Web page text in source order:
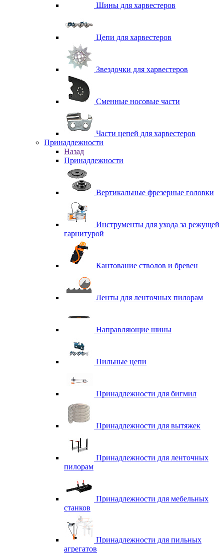
Шины для харвестеров
Цепи для харвестеров
Звездочки для харвестеров
Сменные носовые части
Части цепей для харвестеров
Принадлежности
Назад
Принадлежности
Вертикальные фрезерные головки
Инструменты для ухода за режущей
гарнитурой
Кантование стволов и бревен
Ленты для ленточных пилорам
Направляющие шины
Пильные цепи
Принадлежности для бигмил
Принадлежности для вытяжек
Принадлежности для ленточных
пилорам
Принадлежности для мебельных
станков
Принадлежности для пильных
агрегатов